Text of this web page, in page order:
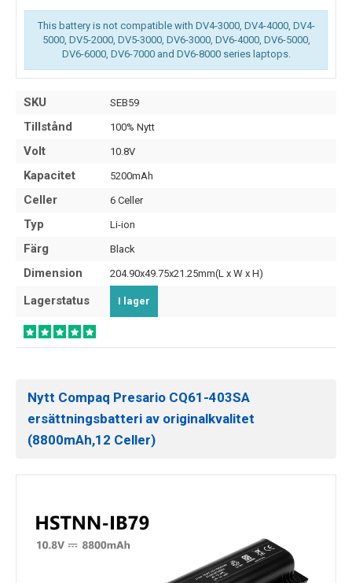
This battery is not compatible with DV4-3000, DV4-4000, DV4-
5000, DV5-2000, DV5-3000, DV6-3000, DV6-4000, DV6-5000,
DV6-6000, DV6-7000 and DV6-8000 series laptops.
SKU SEB59
Tillstånd 100% Nytt
Volt 10.8V
Kapacitet 5200mAh
Celler 6 Celler
Typ Li-ion
Färg Black
Dimension 204.90x49.75x21.25mm(L x W x H)
Lagerstatus I lager
Nytt Compaq Presario CQ61-403SA
ersättningsbatteri av originalkvalitet
(8800mAh,12 Celler)